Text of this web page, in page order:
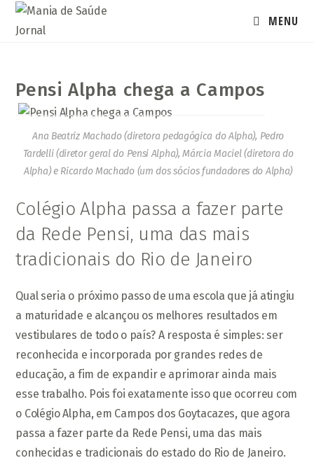
para
MENU
Pensi Alpha chega a Campos
Ana Beatriz Machado (diretora pedagógica do Alpha), Pedro
Tardelli (diretor geral do Pensi Alpha), Márcia Maciel (diretora do
Alpha) e Ricardo Machado (um dos sócios fundadores do Alpha)
Colégio Alpha passa a fazer parte
da Rede Pensi, uma das mais
tradicionais do Rio de Janeiro
Qual seria o próximo passo de uma escola que já atingiu
a maturidade e alcançou os melhores resultados em
vestibulares de todo o país? A resposta é simples: ser
reconhecida e incorporada por grandes redes de
educação, a fim de expandir e aprimorar ainda mais
esse trabalho. Pois foi exatamente isso que ocorreu com
o Colégio Alpha, em Campos dos Goytacazes, que agora
passa a fazer parte da Rede Pensi, uma das mais
conhecidas e tradicionais do estado do Rio de Janeiro.